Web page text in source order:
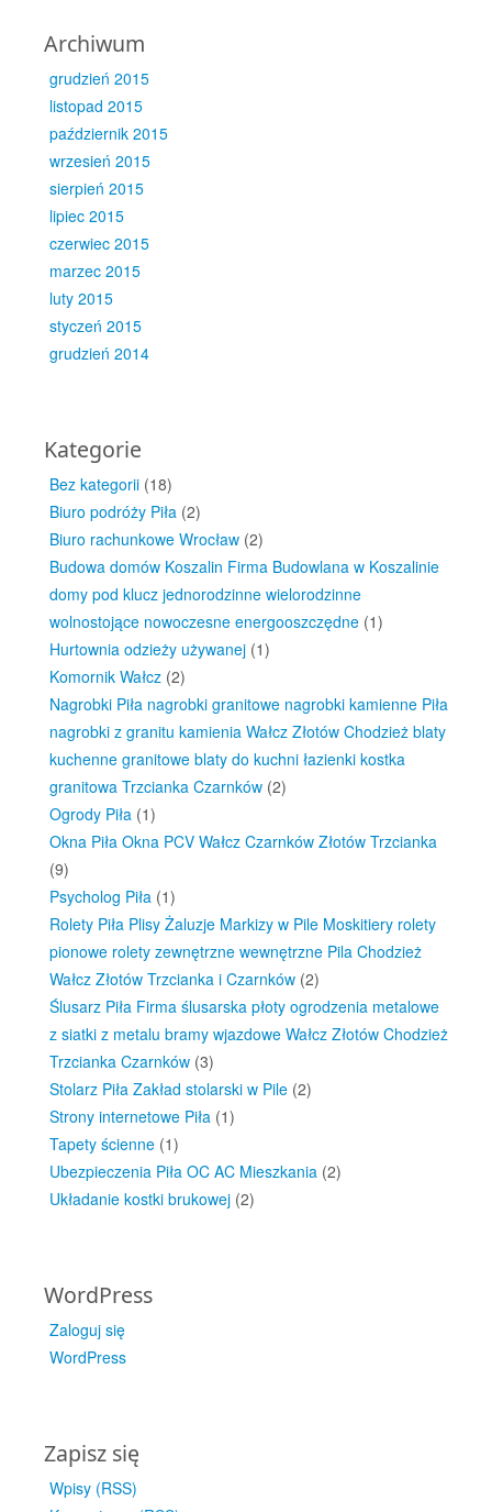
Archiwum
grudzień 2015
listopad 2015
październik 2015
wrzesień 2015
sierpień 2015
lipiec 2015
czerwiec 2015
marzec 2015
luty 2015
styczeń 2015
grudzień 2014
Kategorie
Bez kategorii (18)
Biuro podróży Piła (2)
Biuro rachunkowe Wrocław (2)
Budowa domów Koszalin Firma Budowlana w Koszalinie
domy pod klucz jednorodzinne wielorodzinne
wolnostojące nowoczesne energooszczędne (1)
Hurtownia odzieży używanej (1)
Komornik Wałcz (2)
Nagrobki Piła nagrobki granitowe nagrobki kamienne Piła
nagrobki z granitu kamienia Wałcz Złotów Chodzież blaty
kuchenne granitowe blaty do kuchni łazienki kostka
granitowa Trzcianka Czarnków (2)
Ogrody Piła (1)
Okna Piła Okna PCV Wałcz Czarnków Złotów Trzcianka
(9)
Psycholog Piła (1)
Rolety Piła Plisy Żaluzje Markizy w Pile Moskitiery rolety
pionowe rolety zewnętrzne wewnętrzne Pila Chodzież
Wałcz Złotów Trzcianka i Czarnków (2)
Ślusarz Piła Firma ślusarska płoty ogrodzenia metalowe
z siatki z metalu bramy wjazdowe Wałcz Złotów Chodzież
Trzcianka Czarnków (3)
Stolarz Piła Zakład stolarski w Pile (2)
Strony internetowe Piła (1)
Tapety ścienne (1)
Ubezpieczenia Piła OC AC Mieszkania (2)
Układanie kostki brukowej (2)
WordPress
Zaloguj się
WordPress
Zapisz się
Wpisy (RSS)